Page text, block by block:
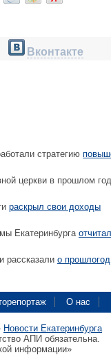
Вконтакте
стратегию
церкви в прошлом
раскрыл свои доходы
Екатеринбурга
рассказали о
О нас
Новости Екатеринбурга
АПИ обязательна.
информации»